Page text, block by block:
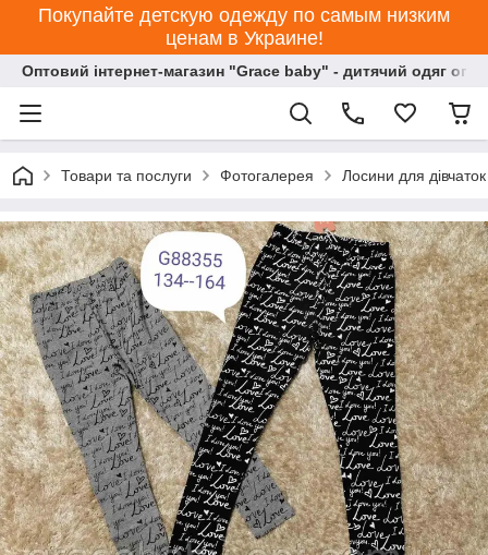
Покупайте детскую одежду по самым низким
ценам в Украине!
Оптовий інтернет-магазин "Grace baby" - дитячий одяг
Товари та послуги Фотогалерея Лосини для